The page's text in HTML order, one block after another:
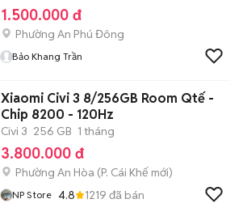
1.500.000 đ
Phường An Phú Đông
Bảo Khang Trần
Xiaomi Civi 3 8/256GB Room Qtế -
Chip 8200 - 120Hz
Civi 3 256 GB 1 tháng
3.800.000 đ
Phường An Hòa (P. Cái Khế mới)
NP Store 4.8 1219 đã bán